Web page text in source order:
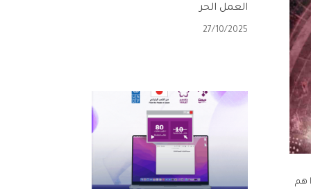
هم
العمل الحر
27/10/2025